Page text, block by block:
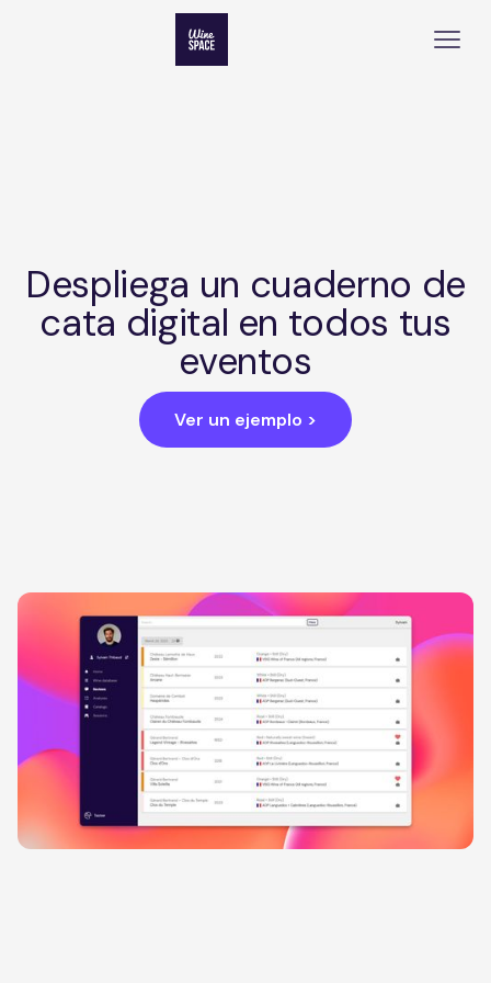
Despliega un cuaderno de
cata digital en todos tus
eventos
Ver un ejemplo >